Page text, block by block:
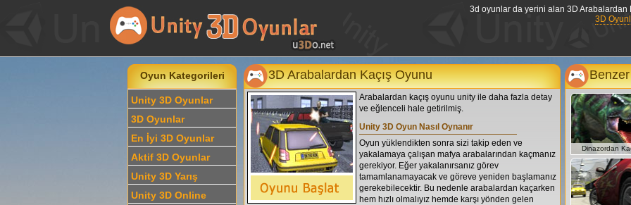
3d oyunlar da yerini alan 3D Arabalardan
3D
Oyun Kategorileri
Unity 3D Oyunlar
3D Oyunlar
En İyi 3D Oyunlar
Aktif 3D Oyunlar
Unity 3D Yarış
Unity 3D Online
3D Arabalardan Kaçış Oyunu
Arabalardan kaçış oyunu unity ile daha fazla detay
ve eğlenceli hale getirilmiş.
Unity 3D Oyun Nasıl Oynanır
Oyun yüklendikten sonra sizi takip eden ve
yakalamaya çalışan mafya arabalarından kaçmanız
gerekiyor. Eğer yakalanırsanız görev
tamamlanamayacak ve göreve yeniden başlamanız
gerekebilecektir. Bu nedenle arabalardan kaçarken
hem hızlı olmalıyız hemde karşı yönden gelen
Dinazordan